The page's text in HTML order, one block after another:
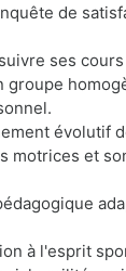
de
ses
groupe
évolutif
motrices et
à l'esprit